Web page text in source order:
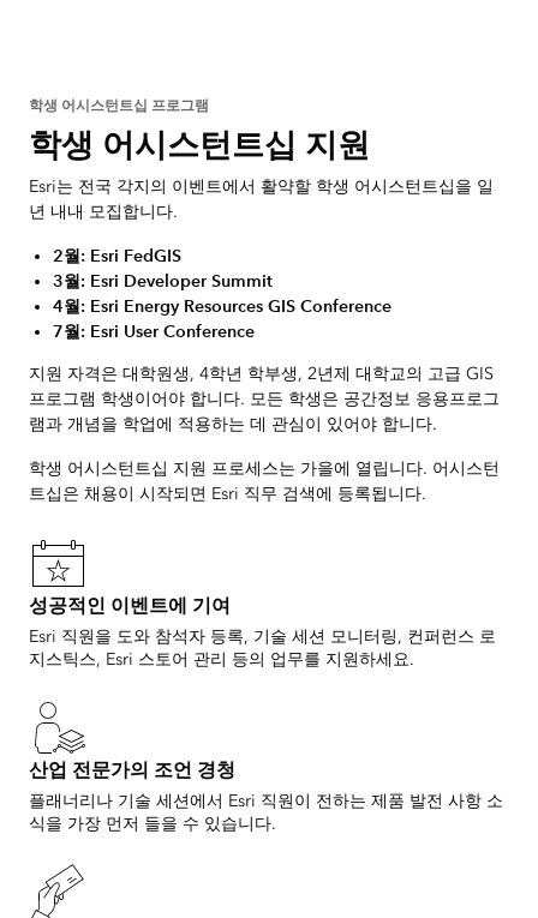
학생 어시스턴트십 프로그램
학생 어시스턴트십 지원
Esri는 전국 각지의 이벤트에서 활약할 학생 어시스턴트십을 일
년 내내 모집합니다.
2월: Esri FedGIS
3월: Esri Developer Summit
4월: Esri Energy Resources GIS Conference
7월: Esri User Conference
지원 자격은 대학원생, 4학년 학부생, 2년제 대학교의 고급 GIS
프로그램 학생이어야 합니다. 모든 학생은 공간정보 응용프로그
램과 개념을 학업에 적용하는 데 관심이 있어야 합니다.
학생 어시스턴트십 지원 프로세스는 가을에 열립니다. 어시스턴
트십은 채용이 시작되면 Esri 직무 검색에 등록됩니다.
성공적인 이벤트에 기여
Esri 직원을 도와 참석자 등록, 기술 세션 모니터링, 컨퍼런스 로
지스틱스, Esri 스토어 관리 등의 업무를 지원하세요.
산업 전문가의 조언 경청
플래너리나 기술 세션에서 Esri 직원이 전하는 제품 발전 사항 소
식을 가장 먼저 들을 수 있습니다.